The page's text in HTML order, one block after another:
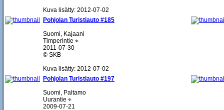
Kuva lisätty: 2012-07-02
Pohjolan Turistiauto #185
Suomi, Kajaani
Timperintie ⌖
2011-07-30
© SKB
Kuva lisätty: 2012-07-02
Pohjolan Turistiauto #197
Suomi, Paltamo
Uurantie ⌖
2009-07-21